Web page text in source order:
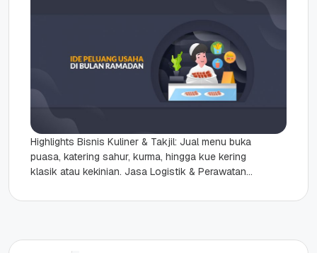
Highlights Bisnis Kuliner & Takjil: Jual menu buka
puasa, katering sahur, kurma, hingga kue kering
klasik atau kekinian. Jasa Logistik & Perawatan: